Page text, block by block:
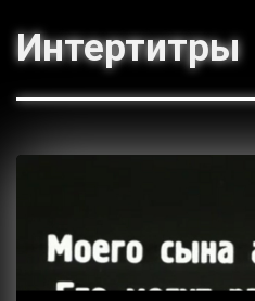
Интертитры